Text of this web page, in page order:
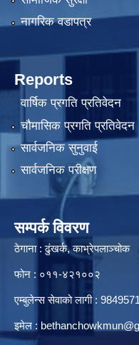
नागरिक वडापत्र
Reports
वार्षिक प्रगति प्रतिवेदन
चौमासिक प्रगति प्रतिवेदन
सार्वजनिक सुनुवाई
सार्वजनिक परीक्षण
सम्पर्क विवरण
ठेगाना : ढुंखर्क, काभ्रेपलाञ्चोक
फोन : ०११-४२१००२
एम्बुलेन्स सेवाको लागी :
इमेल :